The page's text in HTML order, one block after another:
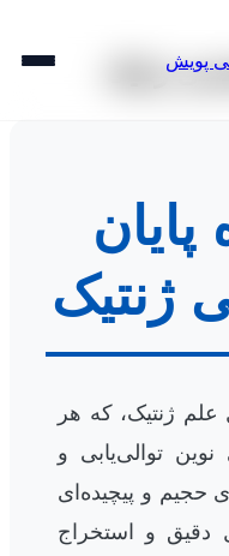
ژنتیک
پایان
ژنتیک
ژنتیک، که هر
توالی‌یابی و
حجیم و پیچیده‌ای
دقیق و استخراج